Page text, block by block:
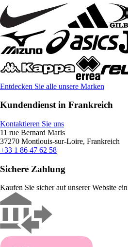
Entdecken Sie alle unsere Marken
Kundendienst in Frankreich
Kontaktieren Sie uns
11 rue Bernard Maris
37270 Montlouis-sur-Loire, Frankreich
+33 1 86 47 62 58
Sichere Zahlung
Kaufen Sie sicher auf unserer Website ein